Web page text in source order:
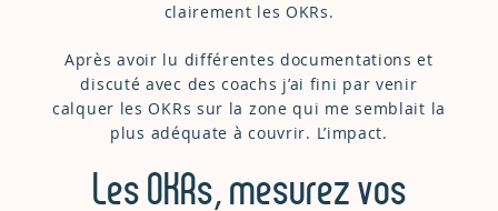
clairement les OKRs.
Après avoir lu différentes documentations et
discuté avec des coachs j’ai fini par venir
calquer les OKRs sur la zone qui me semblait la
plus adéquate à couvrir. L’impact.
Les OKRs, mesurez vos